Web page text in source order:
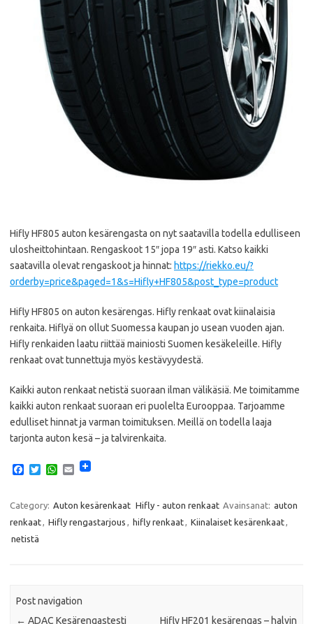
Hifly HF805 auton kesärengasta on nyt saatavilla todella edulliseen
ulosheittohintaan. Rengaskoot 15″ jopa 19″ asti. Katso kaikki
saatavilla olevat rengaskoot ja hinnat: https://riekko.eu/?
orderby=price&paged=1&s=Hifly+HF805&post_type=product
Hifly HF805 on auton kesärengas. Hifly renkaat ovat kiinalaisia
renkaita. Hiflyä on ollut Suomessa kaupan jo usean vuoden ajan.
Hifly renkaiden laatu riittää mainiosti Suomen kesäkeleille. Hifly
renkaat ovat tunnettuja myös kestävyydestä.
Kaikki auton renkaat netistä suoraan ilman välikäsiä. Me toimitamme
kaikki auton renkaat suoraan eri puolelta Eurooppaa. Tarjoamme
edulliset hinnat ja varman toimituksen. Meillä on todella laaja
tarjonta auton kesä – ja talvirenkaita.
e
b
o
o
T
t
t
e
W
t
A
E
i
Category: Auton kesärenkaat Hifly - auton renkaat Avainsanat: auton
renkaat, Hifly rengastarjous , hifly renkaat, Kiinalaiset kesärenkaat,
netistä
Post navigation
← ADAC Kesärengastesti
Hifly HF201 kesärengas – halvin